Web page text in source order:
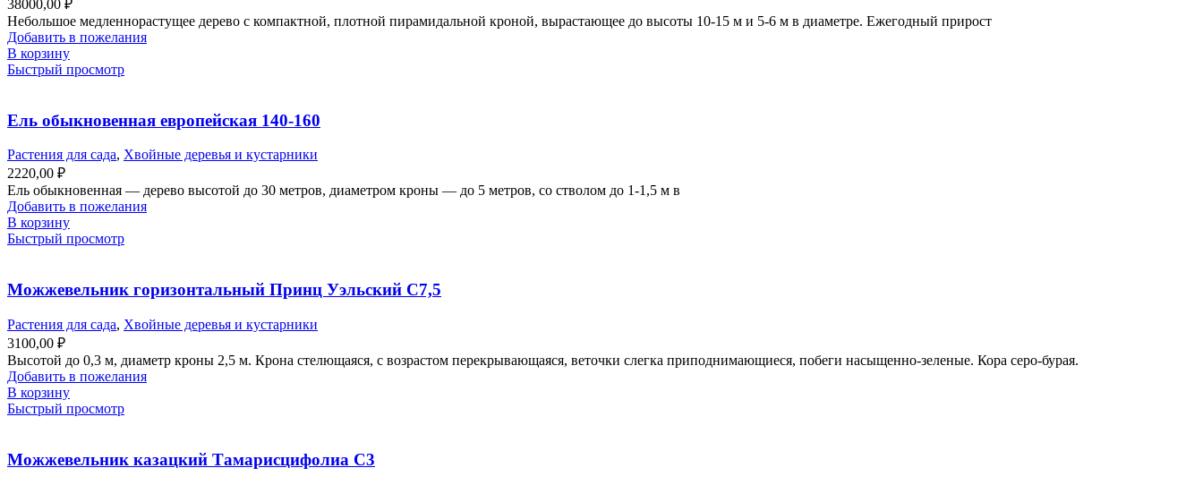
38000,00 ₽
Небольшое медленнорастущее дерево с компактной, плотной пирамидальной кроной, вырастающее до высоты 10-15 м и 5-6 м в диаметре. Ежегодный прирост
Добавить в пожелания
В корзину
Быстрый просмотр
Ель обыкновенная европейская 140-160
Растения для сада, Хвойные деревья и кустарники
2220,00 ₽
Ель обыкновенная — дерево высотой до 30 метров, диаметром кроны — до 5 метров, со стволом до 1-1,5 м в
Добавить в пожелания
В корзину
Быстрый просмотр
Можжевельник горизонтальный Принц Уэльский С7,5
Растения для сада, Хвойные деревья и кустарники
3100,00 ₽
Высотой до 0,3 м, диаметр кроны 2,5 м. Крона стелющаяся, с возрастом перекрывающаяся, веточки слегка приподнимающиеся, побеги насыщенно-зеленые. Кора серо-бурая.
Добавить в пожелания
В корзину
Быстрый просмотр
Можжевельник казацкий Тамарисцифолиа С3